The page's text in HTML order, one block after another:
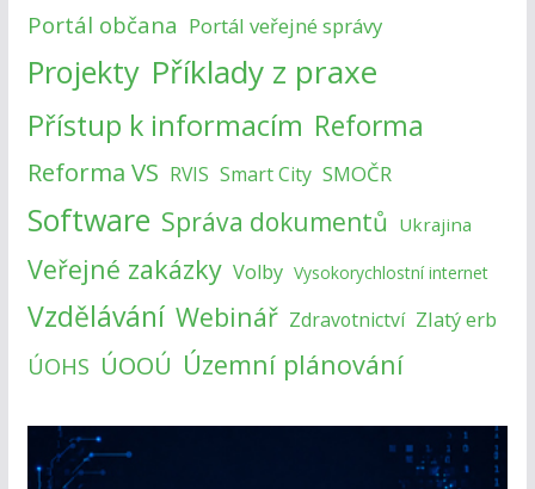
Portál občana Portál veřejné správy
Projekty Příklady z praxe
Přístup k informacím Reforma
Reforma VS RVIS Smart City SMOČR
Software Správa dokumentů Ukrajina
Veřejné zakázky Volby Vysokorychlostní internet
Vzdělávání Webinář Zdravotnictví Zlatý erb
ÚOHS ÚOOÚ Územní plánování